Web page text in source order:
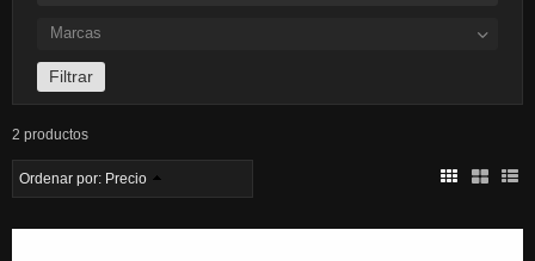
Marcas
2 productos
Ordenar por: Precio